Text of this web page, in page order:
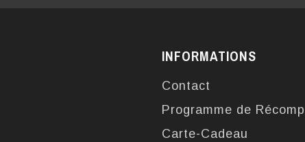
INFORMATIONS
Contact
Programme de
Carte-Cadeau